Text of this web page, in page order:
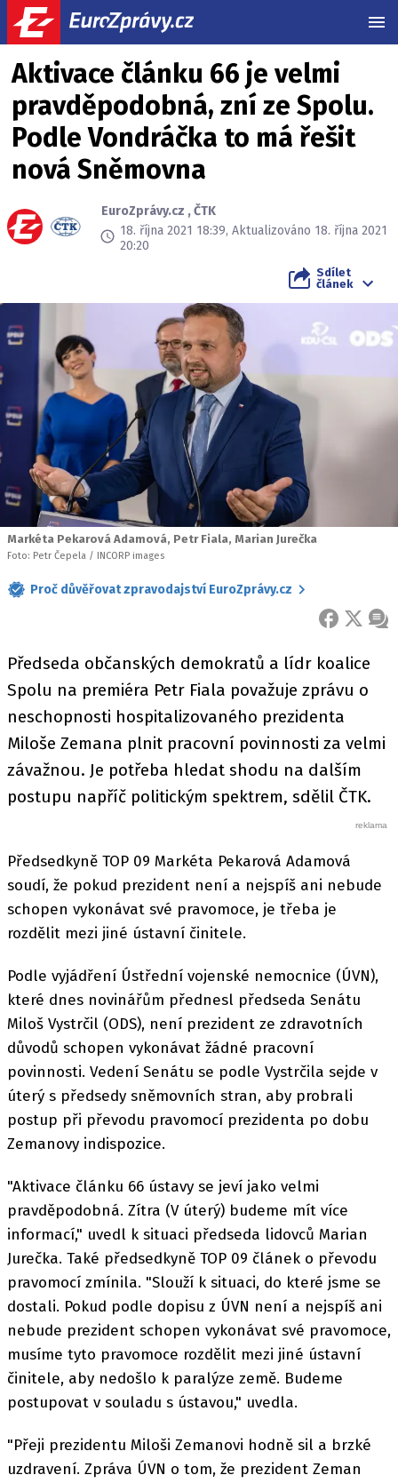
Aktivace článku 66 je velmi
pravděpodobná, zní ze Spolu.
Podle Vondráčka to má řešit
nová Sněmovna
EuroZprávy.cz ,ČTK
18. října 2021 18:39, Aktualizováno 18. října 2021
20:20
Sdílet
článek
Markéta Pekarová Adamová, Petr Fiala, Marian Jurečka
Foto: Petr Čepela / INCORP images
Proč důvěřovat zpravodajství EuroZprávy.cz
FACEBOOK
X
Předseda občanských demokratů a lídr koalice
Spolu na premiéra Petr Fiala považuje zprávu o
neschopnosti hospitalizovaného prezidenta
Miloše Zemana plnit pracovní povinnosti za velmi
závažnou. Je potřeba hledat shodu na dalším
postupu napříč politickým spektrem, sdělil ČTK.
Předsedkyně TOP 09 Markéta Pekarová Adamová
soudí, že pokud prezident není a nejspíš ani nebude
schopen vykonávat své pravomoce, je třeba je
rozdělit mezi jiné ústavní činitele.
Podle vyjádření Ústřední vojenské nemocnice (ÚVN),
které dnes novinářům přednesl předseda Senátu
Miloš Vystrčil (ODS), není prezident ze zdravotních
důvodů schopen vykonávat žádné pracovní
povinnosti. Vedení Senátu se podle Vystrčila sejde v
úterý s předsedy sněmovních stran, aby probrali
postup při převodu pravomocí prezidenta po dobu
Zemanovy indispozice.
"Aktivace článku 66 ústavy se jeví jako velmi
pravděpodobná. Zítra (V úterý) budeme mít více
informací," uvedl k situaci předseda lidovců Marian
Jurečka. Také předsedkyně TOP 09 článek o převodu
pravomocí zmínila. "Slouží k situaci, do které jsme se
dostali. Pokud podle dopisu z ÚVN není a nejspíš ani
nebude prezident schopen vykonávat své pravomoce,
musíme tyto pravomoce rozdělit mezi jiné ústavní
činitele, aby nedošlo k paralýze země. Budeme
postupovat v souladu s ústavou," uvedla.
"Přeji prezidentu Miloši Zemanovi hodně sil a brzké
uzdravení. Zpráva ÚVN o tom, že prezident Zeman